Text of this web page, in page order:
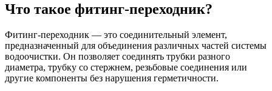
Что такое фитинг-переходник?
Фитинг-переходник — это соединительный элемент,
предназначенный для объединения различных частей системы
водоочистки. Он позволяет соединять трубки разного
диаметра, трубку со стержнем, резьбовые соединения или
другие компоненты без нарушения герметичности.